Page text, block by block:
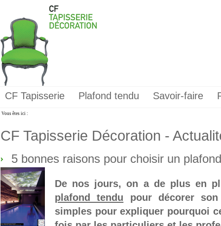
CF Tapisserie Plafond tendu Savoir-faire
Vous êtes ici :
CF Tapisserie Décoration -
5 bonnes raisons pour choisir un
De nos jours, on a de plus en
plafond tendu pour décorer
simples pour expliquer pourquoi